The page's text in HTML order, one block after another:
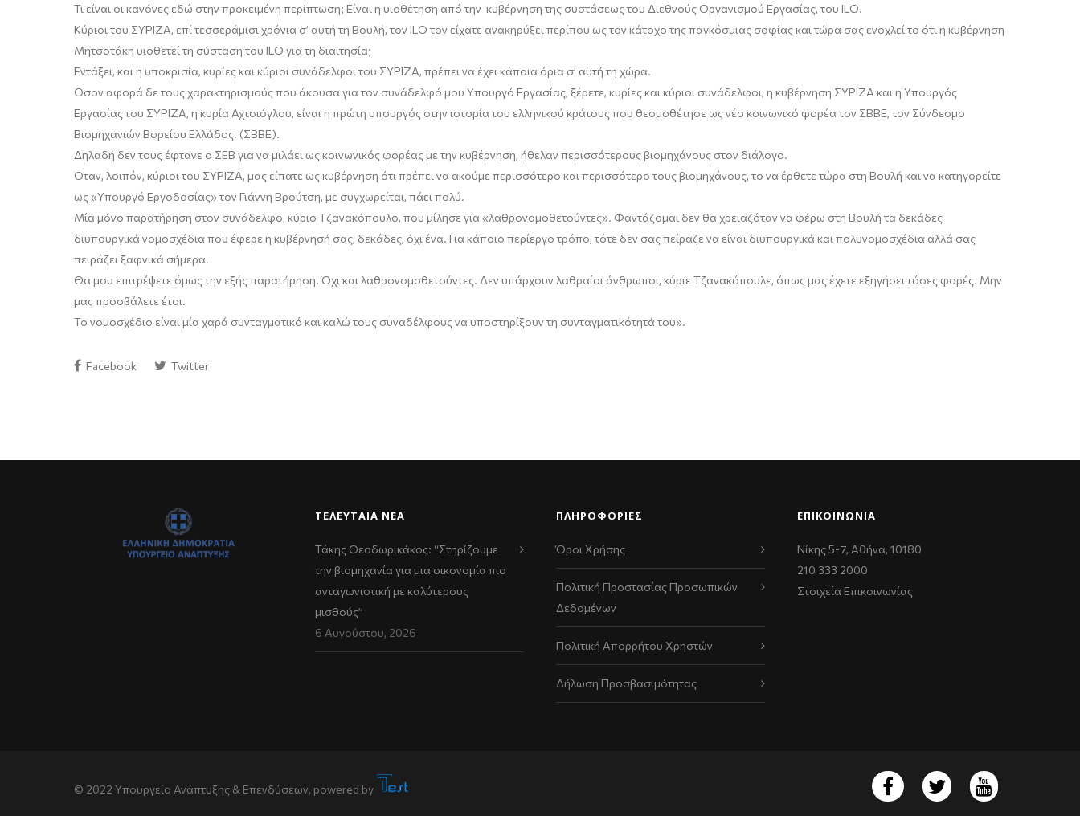
Τι είναι οι κανόνες εδώ στην προκειμένη περίπτωση; Είναι η υιοθέτηση από την κυβέρνηση της συστάσεως του Διεθνούς Οργανισμού Εργασίας, του ILO.
Κύριοι του ΣΥΡΙΖΑ, επί τεσσεράμισι χρόνια σ’ αυτή τη Βουλή, τον ILO τον είχατε ανακηρύξει περίπου ως τον κάτοχο της παγκόσμιας σοφίας και τώρα σας ενοχλεί το ότι η κυβέρνηση
Μητσοτάκη υιοθετεί τη σύσταση του ILO για τη διαιτησία;
Εντάξει, και η υποκρισία, κυρίες και κύριοι συνάδελφοι του ΣΥΡΙΖΑ, πρέπει να έχει κάποια όρια σ’ αυτή τη χώρα.
Όσον αφορά δε τους χαρακτηρισμούς που άκουσα για τον συνάδελφό μου Υπουργό Εργασίας, ξέρετε, κυρίες και κύριοι συνάδελφοι, η κυβέρνηση ΣΥΡΙΖΑ και η Υπουργός
Εργασίας του ΣΥΡΙΖΑ, η κυρία Αχτσιόγλου, είναι η πρώτη υπουργός στην ιστορία του ελληνικού κράτους που θεσμοθέτησε ως νέο κοινωνικό φορέα τον ΣΒΒΕ, τον Σύνδεσμο
Βιομηχανιών Βορείου Ελλάδος. (ΣΒΒΕ).
Δηλαδή δεν τους έφτανε ο ΣΕΒ για να μιλάει ως κοινωνικός φορέας με την κυβέρνηση, ήθελαν περισσότερους βιομηχάνους στον διάλογο.
Όταν, λοιπόν, κύριοι του ΣΥΡΙΖΑ, μας είπατε ως κυβέρνηση ότι πρέπει να ακούμε περισσότερο και περισσότερο τους βιομηχάνους, το να έρθετε τώρα στη Βουλή και να κατηγορείτε
ως «Υπουργό Εργοδοσίας» τον Γιάννη Βρούτση, με συγχωρείται, πάει πολύ.
Μία μόνο παρατήρηση στον συνάδελφο, κύριο Τζανακόπουλο, που μίλησε για «λαθρονομοθετούντες». Φαντάζομαι δεν θα χρειαζόταν να φέρω στη Βουλή τα δεκάδες
διυπουργικά νομοσχέδια που έφερε η κυβέρνησή σας, δεκάδες, όχι ένα. Για κάποιο περίεργο τρόπο, τότε δεν σας πείραζε να είναι διυπουργικά και πολυνομοσχέδια αλλά σας
πειράζει ξαφνικά σήμερα.
Θα μου επιτρέψετε όμως την εξής παρατήρηση. Όχι και λαθρονομοθετούντες. Δεν υπάρχουν λαθραίοι άνθρωποι, κύριε Τζανακόπουλε, όπως μας έχετε εξηγήσει τόσες φορές. Μην
μας προσβάλετε έτσι.
Το νομοσχέδιο είναι μία χαρά συνταγματικό και καλώ τους συναδέλφους να υποστηρίξουν τη συνταγματικότητά του».
Facebook Twitter
ΤΕΛΕΥΤΑΊΑ ΝΈΑ
Τάκης Θεοδωρικάκος: “Στηρίζουμε
την βιομηχανία για μια οικονομία πιο
ανταγωνιστική με καλύτερους
μισθούς”
6 Αυγούστου, 2026
ΠΛΗΡΟΦΟΡΙΕΣ
Όροι Χρήσης
Πολιτική Προστασίας Προσωπικών
Δεδομένων
Πολιτική Απορρήτου Χρηστών
Δήλωση Προσβασιμότητας
ΕΠΙΚΟΙΝΩΝΊΑ
Νίκης 5-7, Αθήνα, 10180
210 333 2000
Στοιχεία Επικοινωνίας
© 2022 Υπουργείο Ανάπτυξης & Επενδύσεων, powered by